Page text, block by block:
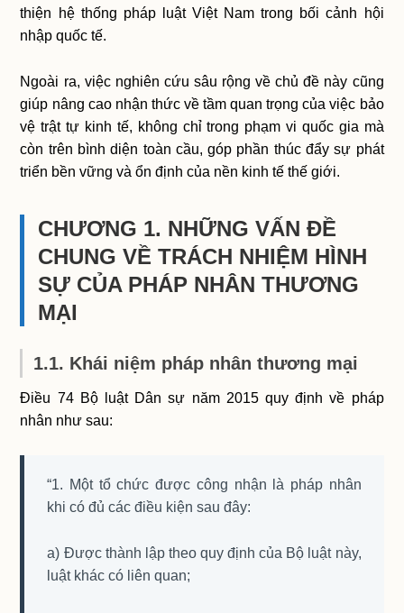
thiện hệ thống pháp luật Việt Nam trong bối cảnh hội
nhập quốc tế.
Ngoài ra, việc nghiên cứu sâu rộng về chủ đề này cũng
giúp nâng cao nhận thức về tầm quan trọng của việc bảo
vệ trật tự kinh tế, không chỉ trong phạm vi quốc gia mà
còn trên bình diện toàn cầu, góp phần thúc đẩy sự phát
triển bền vững và ổn định của nền kinh tế thế giới.
CHƯƠNG 1. NHỮNG VẤN ĐỀ
CHUNG VỀ TRÁCH NHIỆM HÌNH
SỰ CỦA PHÁP NHÂN THƯƠNG
MẠI
1.1. Khái niệm pháp nhân thương mại
Điều 74 Bộ luật Dân sự năm 2015 quy định về pháp
nhân như sau:
“1. Một tổ chức được công nhận là pháp nhân
khi có đủ các điều kiện sau đây:
a) Được thành lập theo quy định của Bộ luật này,
luật khác có liên quan;